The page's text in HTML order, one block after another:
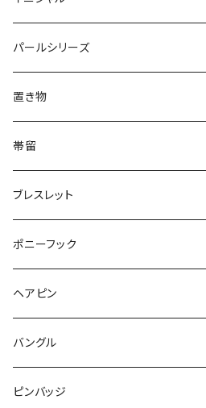
リング
てんとう虫
pattern
こいのぼり
Bubble
Animal
Triangle
食品
Animal
うさぎ
パンダ
レッサーパンダ
鏡
Pattern
マーメイド
雲
月
惑星
星
唐津土
lip
犬
くま
コアラ
鏡
Pattern
house
bag
フルーツ
さくらんぼ
レモン
てんとう虫
野菜
雲
てんとう虫
Food
Pattern
ガラス
カメラ
リボン
ラリエット
モザイク
Round
てんとう虫
animal
lip
フルーツ
パン
ガラス
リボン
パールシリーズ
置き物
帯留
ブレスレット
ポニーフック
ヘアピン
バングル
ピンバッジ